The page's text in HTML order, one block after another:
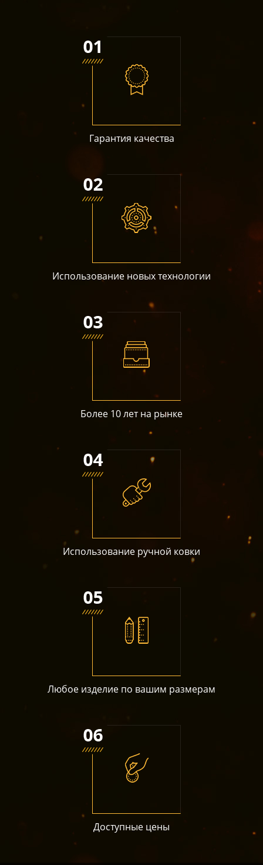
Гарантия качества
Использование новых технологии
Более 10 лет на рынке
Использование ручной ковки
Любое изделие по вашим размерам
Доступные цены